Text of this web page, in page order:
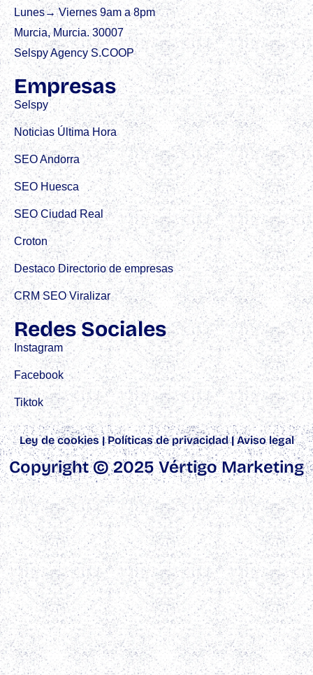
Lunes→ Viernes 9am a 8pm
Murcia, Murcia. 30007
Selspy Agency S.COOP
Empresas
Selspy
Noticias Última Hora
SEO Andorra
SEO Huesca
SEO Ciudad Real
Croton
Destaco Directorio de empresas
CRM SEO Viralizar
Redes Sociales
Instagram
Facebook
Tiktok
Ley de cookies |Políticas de privacidad|Aviso legal
Copyright © 2025 Vértigo Marketing